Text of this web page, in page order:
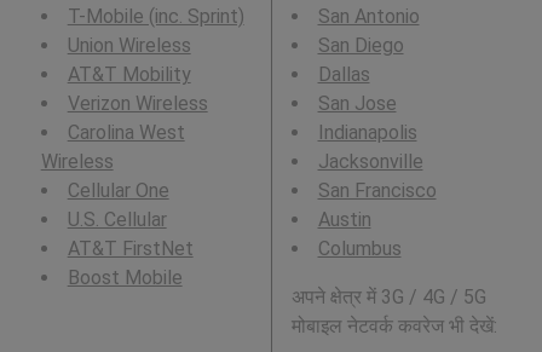
T-Mobile (inc. Sprint)
Union Wireless
AT&T Mobility
Verizon Wireless
Carolina West
Wireless
Cellular One
U.S. Cellular
AT&T FirstNet
Boost Mobile
San Antonio
San Diego
Dallas
San Jose
Indianapolis
Jacksonville
San Francisco
Austin
Columbus
अपने क्षेत्र में 3G / 4G / 5G
मोबाइल नेटवर्क कवरेज भी देखें: